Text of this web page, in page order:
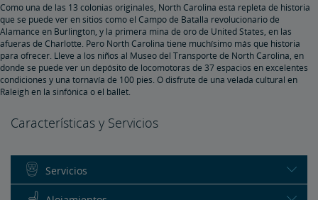
Como una de las 13 colonias originales, North Carolina está repleta de historia
que se puede ver en sitios como el Campo de Batalla revolucionario de
Alamance en Burlington, y la primera mina de oro de United States, en las
afueras de Charlotte. Pero North Carolina tiene muchísimo más que historia
para ofrecer. Lleve a los niños al Museo del Transporte de North Carolina, en
donde se puede ver un depósito de locomotoras de 37 espacios en excelentes
condiciones y una tornavía de 100 pies. O disfrute de una velada cultural en
Raleigh en la sinfónica o el ballet.
Características y Servicios
Servicios